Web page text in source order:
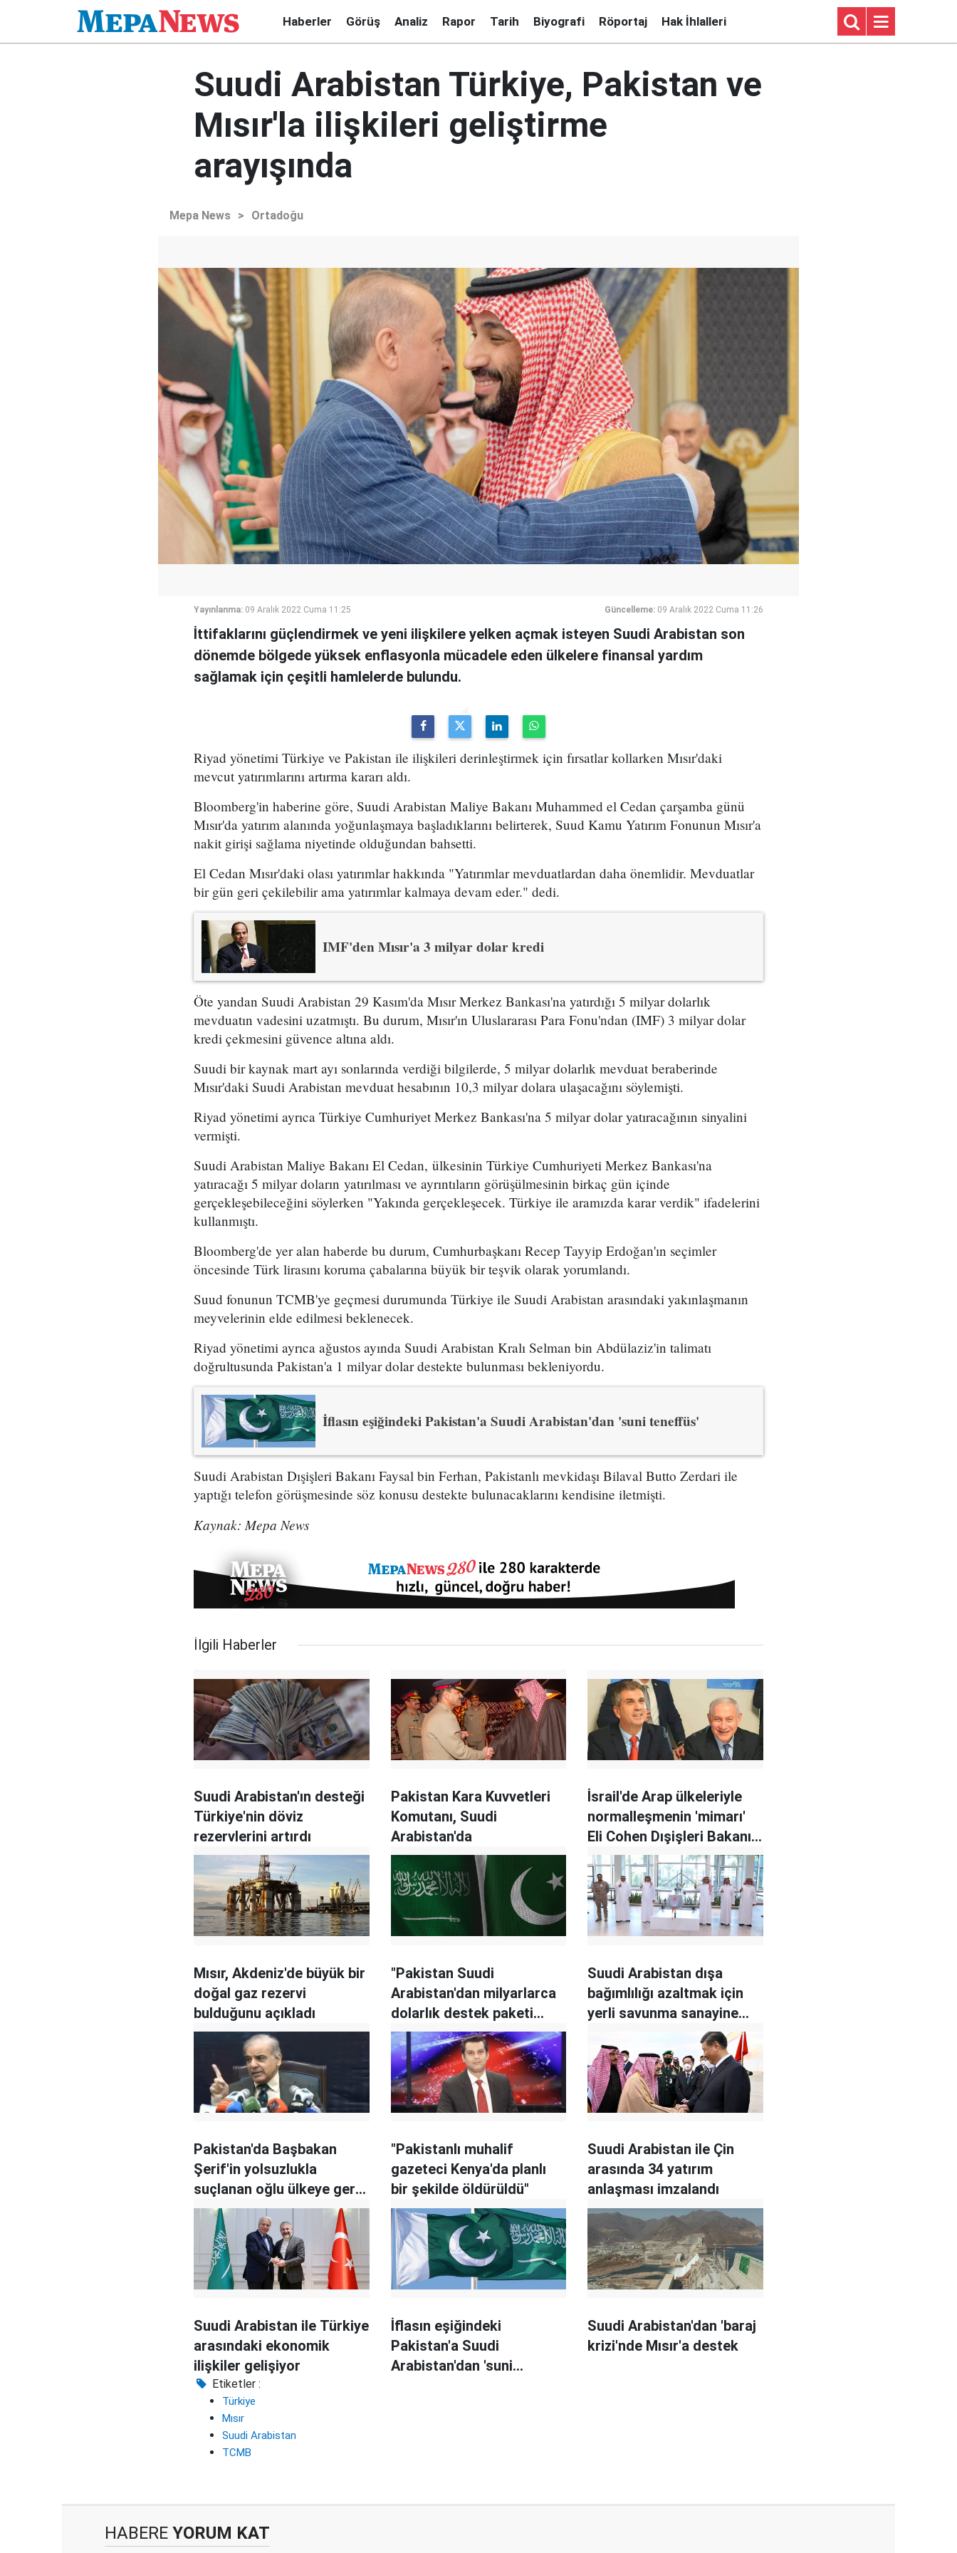
Haberler Görüş Analiz Rapor Tarih Biyografi Röportaj Hak İhlalleri
Suudi Arabistan Türkiye, Pakistan ve
Mısır'la ilişkileri geliştirme
arayışında
Mepa News > Ortadoğu
Yayınlanma: 09 Aralık 2022 Cuma 11:25 Güncelleme: 09 Aralık 2022 Cuma 11:26
İttifaklarını güçlendirmek ve yeni ilişkilere yelken açmak isteyen Suudi Arabistan son
dönemde bölgede yüksek enflasyonla mücadele eden ülkelere finansal yardım
sağlamak için çeşitli hamlelerde bulundu.
Riyad yönetimi Türkiye ve Pakistan ile ilişkileri derinleştirmek için fırsatlar kollarken Mısır'daki
mevcut yatırımlarını artırma kararı aldı.
Bloomberg'in haberine göre, Suudi Arabistan Maliye Bakanı Muhammed el Cedan çarşamba günü
Mısır'da yatırım alanında yoğunlaşmaya başladıklarını belirterek, Suud Kamu Yatırım Fonunun Mısır'a
nakit girişi sağlama niyetinde olduğundan bahsetti.
El Cedan Mısır'daki olası yatırımlar hakkında "Yatırımlar mevduatlardan daha önemlidir. Mevduatlar
bir gün geri çekilebilir ama yatırımlar kalmaya devam eder." dedi.
IMF'den Mısır'a 3 milyar dolar kredi
Öte yandan Suudi Arabistan 29 Kasım'da Mısır Merkez Bankası'na yatırdığı 5 milyar dolarlık
mevduatın vadesini uzatmıştı. Bu durum, Mısır'ın Uluslararası Para Fonu'ndan (IMF) 3 milyar dolar
kredi çekmesini güvence altına aldı.
Suudi bir kaynak mart ayı sonlarında verdiği bilgilerde, 5 milyar dolarlık mevduat beraberinde
Mısır'daki Suudi Arabistan mevduat hesabının 10,3 milyar dolara ulaşacağını söylemişti.
Riyad yönetimi ayrıca Türkiye Cumhuriyet Merkez Bankası'na 5 milyar dolar yatıracağının sinyalini
vermişti.
Suudi Arabistan Maliye Bakanı El Cedan, ülkesinin Türkiye Cumhuriyeti Merkez Bankası'na
yatıracağı 5 milyar doların yatırılması ve ayrıntıların görüşülmesinin birkaç gün içinde
gerçekleşebileceğini söylerken "Yakında gerçekleşecek. Türkiye ile aramızda karar verdik" ifadelerini
kullanmıştı.
Bloomberg'de yer alan haberde bu durum, Cumhurbaşkanı Recep Tayyip Erdoğan'ın seçimler
öncesinde Türk lirasını koruma çabalarına büyük bir teşvik olarak yorumlandı.
Suud fonunun TCMB'ye geçmesi durumunda Türkiye ile Suudi Arabistan arasındaki yakınlaşmanın
meyvelerinin elde edilmesi beklenecek.
Riyad yönetimi ayrıca ağustos ayında Suudi Arabistan Kralı Selman bin Abdülaziz'in talimatı
doğrultusunda Pakistan'a 1 milyar dolar destekte bulunması bekleniyordu.
İflasın eşiğindeki Pakistan'a Suudi Arabistan'dan 'suni teneffüs'
Suudi Arabistan Dışişleri Bakanı Faysal bin Ferhan, Pakistanlı mevkidaşı Bilaval Butto Zerdari ile
yaptığı telefon görüşmesinde söz konusu destekte bulunacaklarını kendisine iletmişti.
Kaynak: Mepa News
İlgili Haberler
Suudi Arabistan'ın desteği
Türkiye'nin döviz
rezervlerini artırdı
Pakistan Kara Kuvvetleri
Komutanı, Suudi
Arabistan'da
İsrail'de Arap ülkeleriyle
normalleşmenin 'mimarı'
Eli Cohen Dışişleri Bakanı
oluyor
Mısır, Akdeniz'de büyük bir
doğal gaz rezervi
bulduğunu açıkladı
"Pakistan Suudi
Arabistan'dan milyarlarca
dolarlık destek paketi
alacak"
Suudi Arabistan dışa
bağımlılığı azaltmak için
yerli savunma sanayine
Pakistan'da Başbakan
Şerif'in yolsuzlukla
suçlanan oğlu ülkeye geri
döndü
"Pakistanlı muhalif
gazeteci Kenya'da planlı
bir şekilde öldürüldü"
Suudi Arabistan ile Çin
arasında 34 yatırım
anlaşması imzalandı
Suudi Arabistan ile Türkiye
arasındaki ekonomik
ilişkiler gelişiyor
İflasın eşiğindeki
Pakistan'a Suudi
Arabistan'dan 'suni
Suudi Arabistan'dan 'baraj
krizi'nde Mısır'a destek
Etiketler :
Türkiye
Mısır
Suudi Arabistan
TCMB
HABERE YORUM KAT